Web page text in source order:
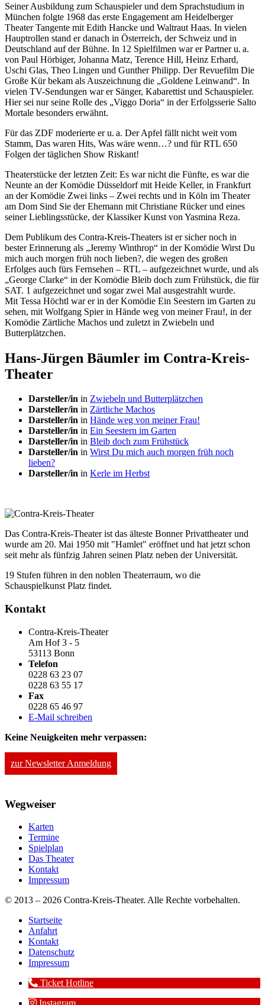
Seiner Ausbildung zum Schauspieler und dem Sprachstudium in
München folgte 1968 das erste Engagement am Heidelberger
Theater Tangente mit Edith Hancke und Waltraut Haas. In vielen
Hauptrollen stand er danach in Österreich, der Schweiz und in
Deutschland auf der Bühne. In 12 Spielfilmen war er Partner u. a.
von Paul Hörbiger, Johanna Matz, Terence Hill, Heinz Erhard,
Uschi Glas, Theo Lingen und Gunther Philipp. Der Revuefilm Die
Große Kür bekam als Auszeichnung die „Goldene Leinwand“. In
vielen TV-Sendungen war er Sänger, Kabarettist und Schauspieler.
Hier sei nur seine Rolle des „Viggo Doria“ in der Erfolgsserie Salto
Mortale besonders erwähnt.
Für das ZDF moderierte er u. a. Der Apfel fällt nicht weit vom
Stamm, Das waren Hits, Was wäre wenn…? und für RTL 650
Folgen der täglichen Show Riskant!
Theaterstücke der letzten Zeit: Es war nicht die Fünfte, es war die
Neunte an der Komödie Düsseldorf mit Heide Keller, in Frankfurt
an der Komödie Zwei links – Zwei rechts und in Köln im Theater
am Dom Sind Sie der Ehemann mit Christiane Rücker und eines
seiner Lieblingsstücke, der Klassiker Kunst von Yasmina Reza.
Dem Publikum des Contra-Kreis-Theaters ist er sicher noch in
bester Erinnerung als „Jeremy Winthrop“ in der Komödie Wirst Du
mich auch morgen früh noch lieben?, die wegen des großen
Erfolges auch fürs Fernsehen – RTL – aufgezeichnet wurde, und als
„George Clarke“ in der Komödie Bleib doch zum Frühstück, die für
SAT. 1 aufgezeichnet und sogar zwei Mal ausgestrahlt wurde.
Mit Tessa Höchtl war er in der Komödie Ein Seestern im Garten zu
sehen, mit Wolfgang Spier in Hände weg von meiner Frau!, in der
Komödie Zärtliche Machos und zuletzt in Zwiebeln und
Butterplätzchen.
Hans-Jürgen Bäumler im Contra-Kreis-
Theater
Darsteller/in in Zwiebeln und Butterplätzchen
Darsteller/in in Zärtliche Machos
Darsteller/in in Hände weg von meiner Frau!
Darsteller/in in Ein Seestern im Garten
Darsteller/in in Bleib doch zum Frühstück
Darsteller/in in Wirst Du mich auch morgen früh noch
lieben?
Darsteller/in in Kerle im Herbst
Das Contra-Kreis-Theater ist das älteste Bonner Privattheater und
wurde am 20. Mai 1950 mit "Hamlet" eröffnet und hat jetzt schon
seit mehr als fünfzig Jahren seinen Platz neben der Universität.
19 Stufen führen in den noblen Theaterraum, wo die
Schauspielkunst Platz findet.
Kontakt
Contra-Kreis-Theater
Am Hof 3 - 5
53113 Bonn
Telefon
0228 63 23 07
0228 63 55 17
Fax
0228 65 46 97
E-Mail schreiben
Keine Neuigkeiten mehr verpassen:
zur Newsletter Anmeldung
Wegweiser
Karten
Termine
Spielplan
Das Theater
Kontakt
Impressum
© 2013 – 2026 Contra-Kreis-Theater. Alle Rechte vorbehalten.
Startseite
Anfahrt
Kontakt
Datenschutz
Impressum
Ticket Hotline